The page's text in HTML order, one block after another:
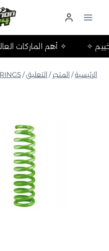
✧ أهم والتخييم ✧
الرئيسية/ المتجر / التعليق/